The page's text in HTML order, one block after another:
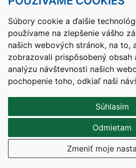
Súbory cookie a ďalšie
používame na zlepšenie vášho
našich webových stránok, na to,
zobrazovali prispôsobený obsah
analýzu návštevnosti našich
pochopenie toho, odkiaľ naši
Súhlasím
Odmietam
Zmeniť moje
Tvorba stránok: Aglo Solutions